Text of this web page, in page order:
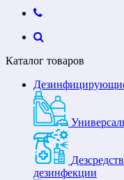
Каталог товаров
дезинфекции